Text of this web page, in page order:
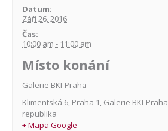
Datum:
Září 26, 2016
Čas:
10:00 am - 11:00 am
Místo konání
Galerie BKI-Praha
Klimentská 6, Praha 1 Galerie BKI-Praha
republika
+ Mapa Google